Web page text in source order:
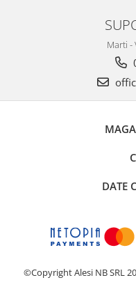
Marti -
DATE
©Copyright Alesi NB SRL